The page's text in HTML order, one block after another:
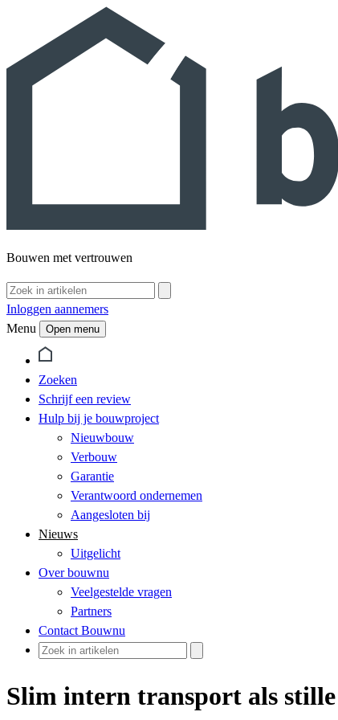
Bouwen met vertrouwen
Inloggen aannemers
Menu
Open menu
Zoeken
Schrijf een review
Hulp bij je bouwproject
Nieuwbouw
Verbouw
Garantie
Verantwoord ondernemen
Aangesloten bij
Nieuws
Uitgelicht
Over bouwnu
Veelgestelde vragen
Partners
Contact Bouwnu
Slim intern transport als